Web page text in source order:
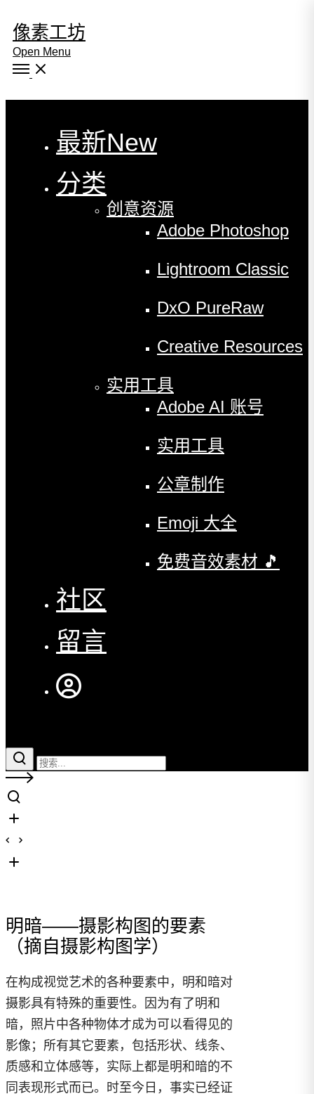
像素工坊
Open Menu
最新New
分类
创意资源
Adobe Photoshop
Lightroom Classic
DxO PureRaw
Creative Resources
实用工具
Adobe AI 账号
实用工具
公章制作
Emoji 大全
免费音效素材 🎵
社区
留言
明暗——摄影构图的要素
（摘自摄影构图学）
在构成视觉艺术的各种要素中，明和暗对
摄影具有特殊的重要性。因为有了明和
暗，照片中各种物体才成为可以看得见的
影像；所有其它要素，包括形状、线条、
质感和立体感等，实际上都是明和暗的不
同表现形式而已。时至今日，事实已经证